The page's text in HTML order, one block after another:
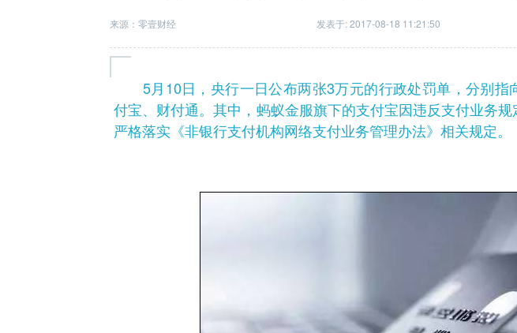
来源：零壹财经 发表于: 2017-08-18 11:21:50
5月10日，央行一日公布两张3万元的行政处罚单，分别指
付宝、财付通。其中，蚂蚁金服旗下的支付宝因违反支付业务
严格落实《非银行支付机构网络支付业务管理办法》相关规定。